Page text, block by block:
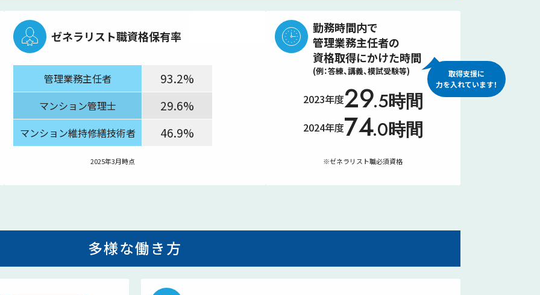
ゼネラリスト職資格保有率
管理業務主任者 93.2%
マンション管理士 29.6%
マンション維持修繕技術者 46.9%
2025年3月時点
勤務時間内で
管理業務主任者の
資格取得にかけた時間
(例：答練、講義、模試受験等)
取得支援に
力を入れています！
2023年度29.5時間
29.5時間
2024年度74.0時間
74.0時間
※ゼネラリスト職必須資格
多様な働き方